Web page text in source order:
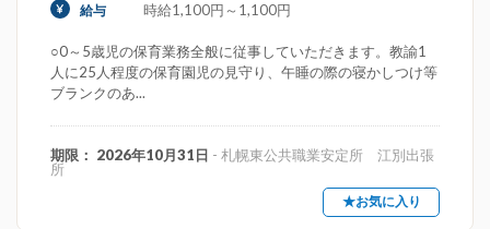
給与 時給1,100円～1,100円
○0～5歳児の保育業務全般に従事していただきます。教諭1
人に25人程度の保育園児の見守り、午睡の際の寝かしつけ等
ブランクのあ...
期限： 2026年10月31日 - 札幌東公共職業安定所 江別出張
所
★お気に入り